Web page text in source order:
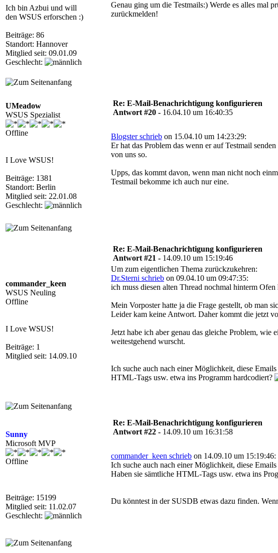
Ich bin Azbui und will
den WSUS erforschen :)
Beiträge: 86
Standort: Hannover
Mitglied seit: 09.01.09
Geschlecht:
Genau ging um die Testmails:) Werde es alles mal
zurückmelden!
UMeadow
WSUS Spezialist
Offline
I Love WSUS!
Beiträge: 1381
Standort: Berlin
Mitglied seit: 22.01.08
Geschlecht:
Re: E-Mail-Benachrichtigung konfigurieren
Antwort #20 - 16.04.10 um 16:40:35
Blogster schrieb on 15.04.10 um 14:23:29:
Er hat das Problem das wenn er auf Testmail
von uns so.
Upps, das kommt davon, wenn man nicht noch
Testmail bekomme ich auch nur eine.
commander_keen
WSUS Neuling
Offline
I Love WSUS!
Beiträge: 1
Mitglied seit: 14.09.10
Re: E-Mail-Benachrichtigung konfigurieren
Antwort #21 - 14.09.10 um 15:19:46
Um zum eigentlichen Thema zurückzukehren:
Dr.Sterni schrieb on 09.04.10 um 09:47:35:
ich muss diesen alten Thread nochmal hinterm
Mein Vorposter hatte ja die Frage gestellt, ob man
Leider kam keine Antwort. Daher kommt die jetzt
Jetzt habe ich aber genau das gleiche Problem, wie
weitestgehend wurscht.
Ich suche auch nach einer Möglichkeit, diese
HTML-Tags usw. etwa ins Programm hardcodiert?
Sunny
Microsoft MVP
Offline
Beiträge: 15199
Mitglied seit: 11.02.07
Geschlecht:
Re: E-Mail-Benachrichtigung konfigurieren
Antwort #22 - 14.09.10 um 16:31:58
commander_keen schrieb on 14.09.10 um 15:19:46:
Ich suche auch nach einer Möglichkeit, diese
Haben sie sämtliche HTML-Tags usw. etwa ins
Du könntest in der SUSDB etwas dazu finden.